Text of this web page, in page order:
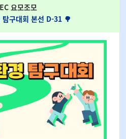
요모조모
탐구대회 본선 D-31 🌳